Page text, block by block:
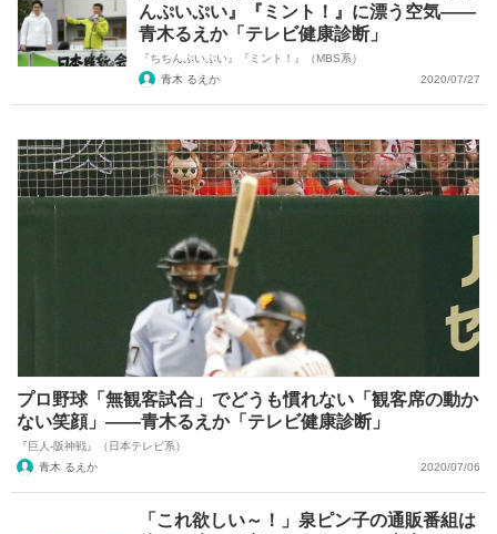
んぷいぷい』『ミント！』に漂う空気――
青木るえか「テレビ健康診断」
『ちちんぷいぷい』『ミント！』（MBS系）
青木 るえか
2020/07/27
プロ野球「無観客試合」でどうも慣れない「観客席の動か
ない笑顔」――青木るえか「テレビ健康診断」
『巨人-阪神戦』（日本テレビ系）
青木 るえか
2020/07/06
「これ欲しい～！」泉ピン子の通販番組は